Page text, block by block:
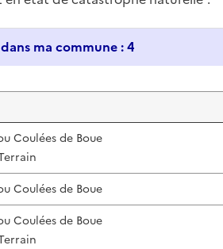
Historique des catastrophes naturelles dans ma commune : 4
Coulées de Boue
Coulées de Boue
Coulées de Boue